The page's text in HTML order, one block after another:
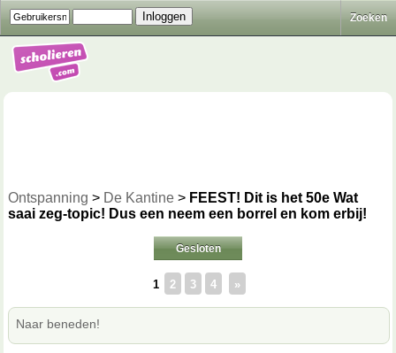
Zoeken
Ontspanning > De Kantine > FEEST! Dit is het 50e Wat
saai zeg-topic! Dus een neem een borrel en kom erbij!
Gesloten
1 2 3 4 »
Naar beneden!